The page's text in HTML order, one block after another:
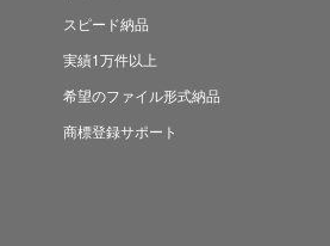
スピード納品
実績1万件以上
希望のファイル形式納品
商標登録サポート